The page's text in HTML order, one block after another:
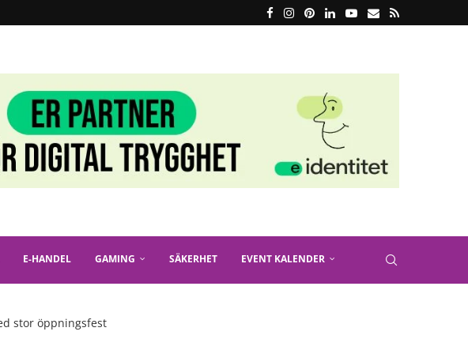
E-HANDEL GAMING SÄKERHET EVENT KALENDER